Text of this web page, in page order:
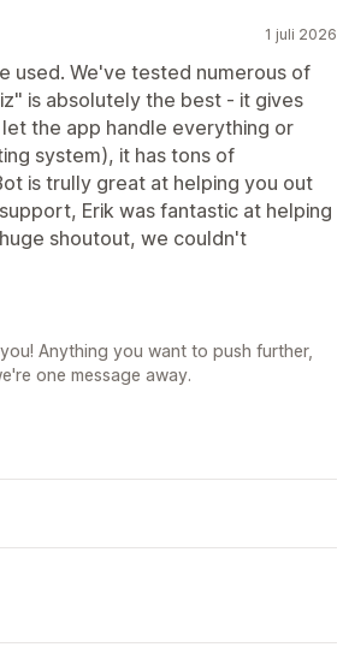
1 juli 2026
used. We've tested numerous of
is absolutely the best - it gives
the app handle everything or
system), it has tons of
is trully great at helping you out
Erik was fantastic at helping
shoutout, we couldn't
Anything you want to push further,
one message away.